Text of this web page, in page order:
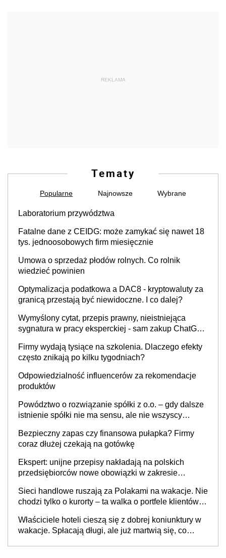
REKLAMA
Tematy
Popularne Najnowsze Wybrane
Laboratorium przywództwa
Fatalne dane z CEIDG: może zamykać się nawet 18
tys. jednoosobowych firm miesięcznie
Umowa o sprzedaż płodów rolnych. Co rolnik
wiedzieć powinien
Optymalizacja podatkowa a DAC8 - kryptowaluty za
granicą przestają być niewidoczne. I co dalej?
Wymyślony cytat, przepis prawny, nieistniejąca
sygnatura w pracy eksperckiej - sam zakup ChatGPT
Firmy wydają tysiące na szkolenia. Dlaczego efekty
często znikają po kilku tygodniach?
Odpowiedzialność influencerów za rekomendacje
produktów
Powództwo o rozwiązanie spółki z o.o. – gdy dalsze
istnienie spółki nie ma sensu, ale nie wszyscy
Bezpieczny zapas czy finansowa pułapka? Firmy
coraz dłużej czekają na gotówkę
Ekspert: unijne przepisy nakładają na polskich
przedsiębiorców nowe obowiązki w zakresie
Sieci handlowe ruszają za Polakami na wakacje. Nie
chodzi tylko o kurorty – ta walka o portfele klientów
cichu
Właściciele hoteli cieszą się z dobrej koniunktury w
wakacje. Spłacają długi, ale już martwią się, co